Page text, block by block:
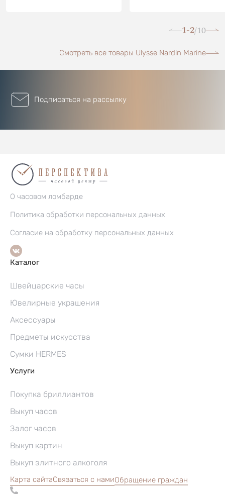
1-2/10
Смотреть все товары Ulysse Nardin Marine
Подписаться на рассылку
О часовом ломбарде
Политика обработки персональных данных
Согласие на обработку персональных данных
Каталог
Швейцарские часы
Ювелирные украшения
Аксессуары
Предметы искусства
Сумки HERMES
Услуги
Покупка бриллиантов
Выкуп часов
Залог часов
Выкуп картин
Выкуп элитного алкоголя
Карта сайтаСвязаться с намиОбращение граждан